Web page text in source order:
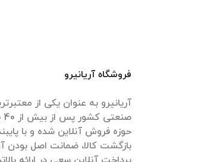
فروشگاه آریانیرو
آریانیرو به عنوان یکی از
حوزه فروش آنلاین شده و با